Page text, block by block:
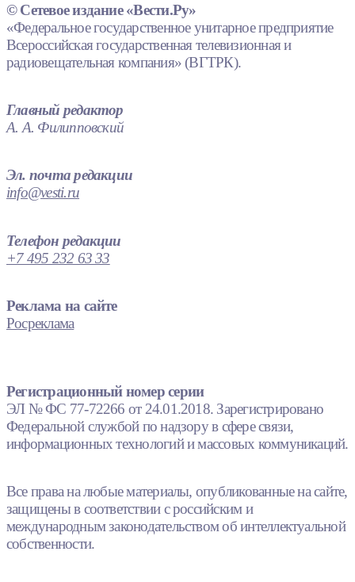
© Сетевое издание «Вести.Ру»
«Федеральное государственное унитарное предприятие
Всероссийская государственная телевизионная и
радиовещательная компания» (ВГТРК).
Главный редактор
А. А. Филипповский
Эл. почта редакции
info@vesti.ru
Телефон редакции
+7 495 232 63 33
Реклама на сайте
Росреклама
Регистрационный номер серии
ЭЛ № ФС 77-72266 от 24.01.2018. Зарегистрировано
Федеральной службой по надзору в сфере связи,
информационных технологий и массовых коммуникаций.
Все права на любые материалы, опубликованные на сайте,
защищены в соответствии с российским и
международным законодательством об интеллектуальной
собственности.